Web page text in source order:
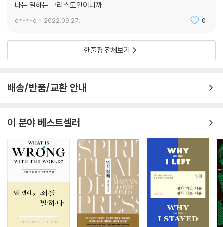
나는 일하는 그리스도인이니까
d****o 2022.09.27. 0
한줄평 전체보기
배송/반품/교환 안내
이 분야 베스트셀러